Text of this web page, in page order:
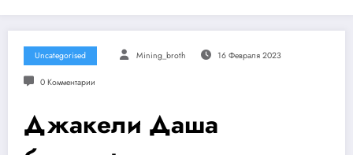
Uncategorised Mining_broth 16 Февраля 2023
0 Комментарии
Джакели Даша